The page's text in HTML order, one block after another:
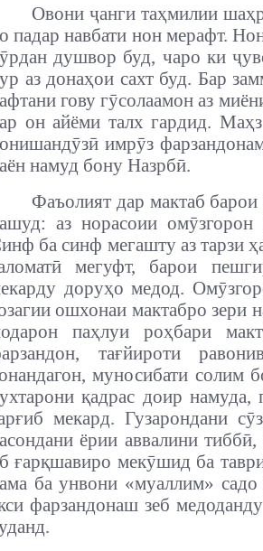
Овони ҷанги таҳмилии
падар навбати нон мерафт.
душвор буд, чаро ки
аз донаҳои сахт буд. Бар
гову гӯсолаамон аз
он айёми талх гардид.
имрӯз
намуд бону Назрбӣ.
Фаъолият дар мактаб
аз норасоии
ба синф мегашту аз тарзи
мегуфт, барои
доруҳо медод.
ошхонаи мактабро зери
паҳлуи роҳбари
тағйироти
муносибати солим
қадрас доир
мекард. Гузарондани
ёрии аввалини
ғарқшавиро мекӯшид ба
ба унвони «муаллим»
фарзандонаш зеб